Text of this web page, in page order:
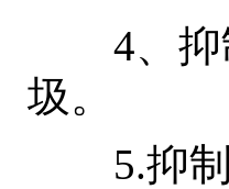
4、抑制
圾。
5.抑制